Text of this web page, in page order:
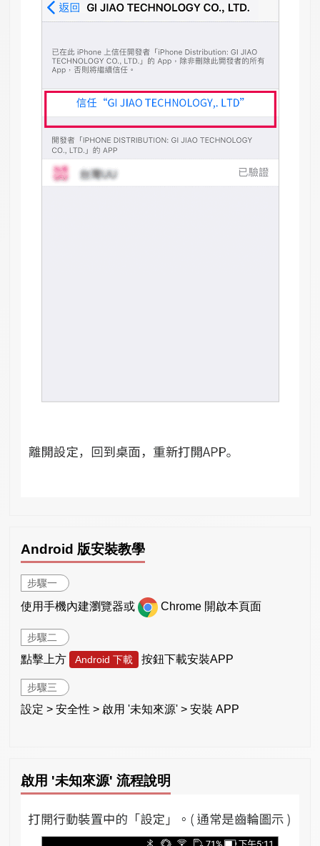
Android 版安裝教學
步驟一
使用手機內建瀏覽器或 Chrome 開啟本頁面
步驟二
點擊上方 Android 下載 按鈕下載安裝APP
步驟三
設定 > 安全性 > 啟用 '未知來源' > 安裝 APP
啟用 '未知來源' 流程說明